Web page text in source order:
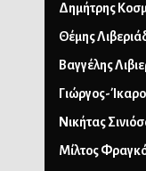
Δημήτρης
Θέμης
Βαγγέλης
Γιώργος-
Νικήτας
Μίλτος